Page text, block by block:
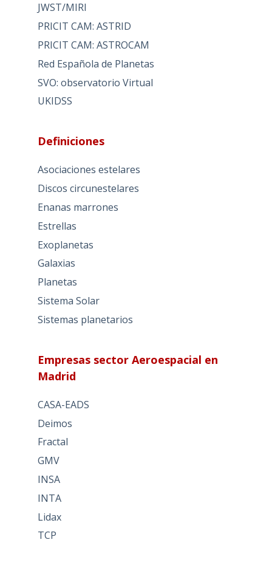
JWST/MIRI
PRICIT CAM: ASTRID
PRICIT CAM: ASTROCAM
Red Española de Planetas
SVO: observatorio Virtual
UKIDSS
Definiciones
Asociaciones estelares
Discos circunestelares
Enanas marrones
Estrellas
Exoplanetas
Galaxias
Planetas
Sistema Solar
Sistemas planetarios
Empresas sector Aeroespacial en
Madrid
CASA-EADS
Deimos
Fractal
GMV
INSA
INTA
Lidax
TCP